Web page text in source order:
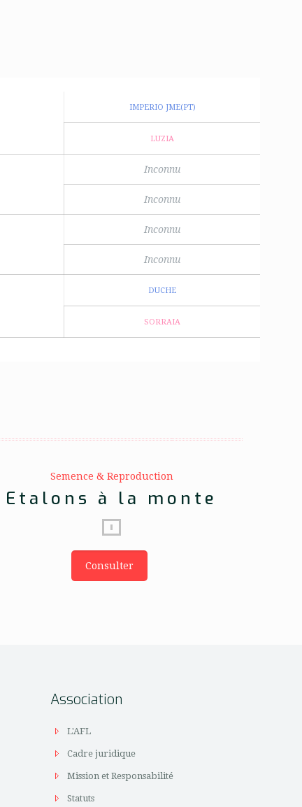
IMPERIO JME(PT)
LUZIA
Inconnu
Inconnu
Inconnu
Inconnu
DUCHE
SORRAIA
Semence & Reproduction
Etalons à la monte
Consulter
Association
L'AFL
Cadre juridique
Mission et Responsabilité
Statuts